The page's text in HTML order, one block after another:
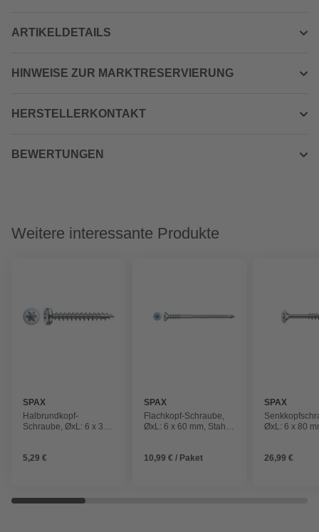
ARTIKELDETAILS
HINWEISE ZUR MARKTRESERVIERUNG
HERSTELLERKONTAKT
BEWERTUNGEN
Weitere interessante Produkte
SPAX
Halbrundkopf-
Schraube, ØxL: 6 x 30
5,29 €
SPAX
Flachkopf-Schraube,
ØxL: 6 x 60 mm, Stahl,
10,99 € / Paket
SPAX
ØxL: 6 x 80
26,99 €